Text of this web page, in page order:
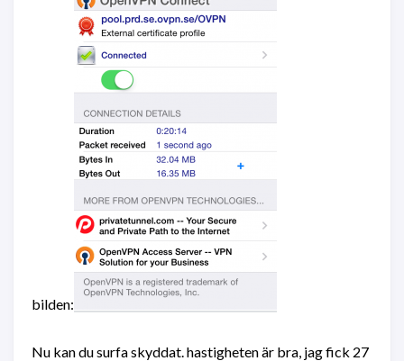
bilden:
Nu kan du surfa skyddat. hastigheten är bra, jag fick 27